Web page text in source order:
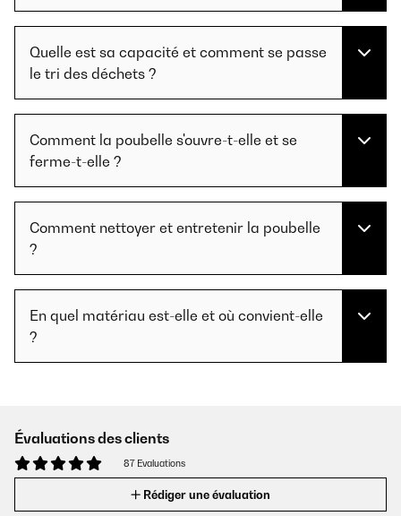
Quelle est sa capacité et comment se passe
le tri des déchets ?
Comment la poubelle s'ouvre-t-elle et se
ferme-t-elle ?
Comment nettoyer et entretenir la poubelle
?
En quel matériau est-elle et où convient-elle
?
Évaluations des clients
87 Evaluations
Rédiger une évaluation